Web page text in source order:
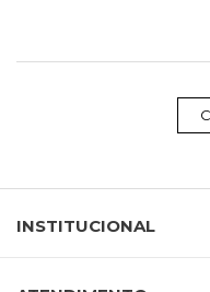
INSTITUCIONAL